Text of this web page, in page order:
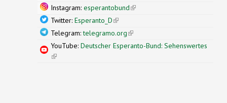
Instagram: esperantobund(link is external)
Twitter: Esperanto_D(link is external)
Telegram:telegramo.org(link is external)
YouTube: Deutscher Esperanto-Bund: Sehenswertes
(link is external)